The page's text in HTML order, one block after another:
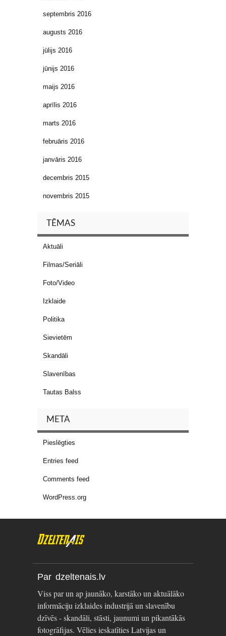
septembris 2016
augusts 2016
jūlijs 2016
jūnijs 2016
maijs 2016
aprīlis 2016
marts 2016
februāris 2016
janvāris 2016
decembris 2015
novembris 2015
TĒMAS
Aktuāli
Filmas/Seriāli
Foto/Video
Izklaide
Politika
Sievietēm
Skandāli
Slavenības
Tautas Balss
META
Pieslēgties
Entries feed
Comments feed
WordPress.org
Par dzeltenais.lv
Viss par un ap jaunāko, karstāko un aktuālāko
informāciju izklaides industrijā un slavenību
dzīvēs - skandāli, stāsti, jaunumi un pikantākās
fotogrāfijas. Vēlies ieskatīties Latvijas un